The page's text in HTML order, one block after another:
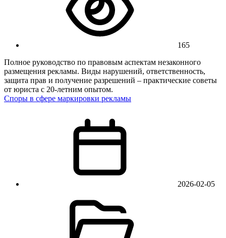
165
Полное руководство по правовым аспектам незаконного
размещения рекламы. Виды нарушений, ответственность,
защита прав и получение разрешений – практические советы
от юриста с 20-летним опытом.
Споры в сфере маркировки рекламы
2026-02-05